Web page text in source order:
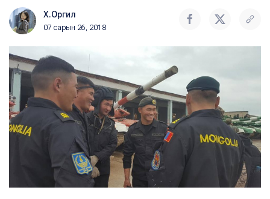
Х.Оргил
07 сарын 26, 2018